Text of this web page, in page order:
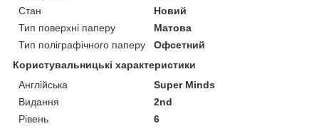
Стан
Новий
Тип поверхні паперу
Матова
Тип поліграфічного паперу
Офсетний
Користувальницькі характеристики
Англійська
Super Minds
Видання
2nd
Рівень
6